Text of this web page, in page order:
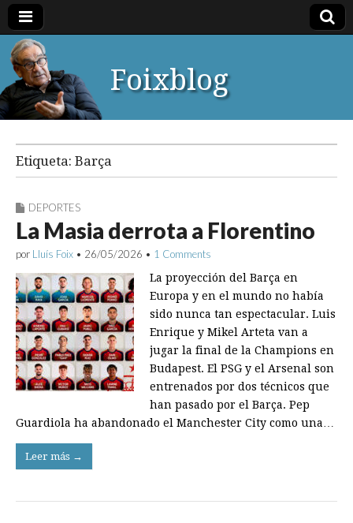
Foixblog
Etiqueta: Barça
DEPORTES
La Masia derrota a Florentino
por Lluís Foix • 26/05/2026 • 1 Comments
La proyección del Barça en
Europa y en el mundo no había
sido nunca tan espectacular. Luis
Enrique y Mikel Arteta van a
jugar la final de la Champions en
Budapest. El PSG y el Arsenal son
entrenados por dos técnicos que
han pasado por el Barça. Pep
Guardiola ha abandonado el Manchester City como una…
Leer más →